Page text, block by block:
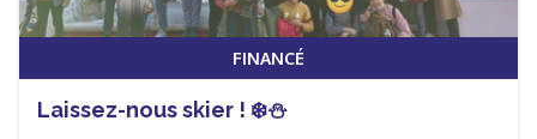
FINANCÉ
Laissez-nous skier ! ❄️⛄️